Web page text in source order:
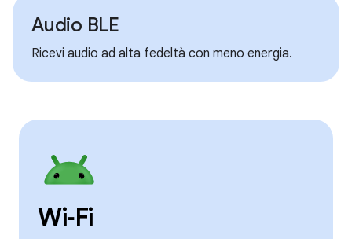
Audio BLE
Ricevi audio ad alta fedeltà con meno energia.
Wi‑Fi